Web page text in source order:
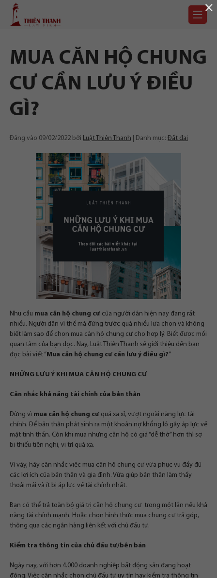
Chuyển
Trang
chủ
MUA CĂN HỘ CHUNG
CƯ CẦN LƯU Ý ĐIỀU
GÌ?
Đăng vào 09/02/2022 bởi Luật Thiên Thanh Danh mục:Đất đai
Nhu cầu mua căn hộ chung cư của người dân hiện nay đang rất
nhiều. Người dân vì thế mà đứng trước quá nhiều lựa chọn và không
biết làm sao để chọn mua căn hộ chung cư cho hợp lý. Biết được mối
quan tâm của bạn đọc. Nay, Luật Thiên Thanh sẽ giới thiệu đến bạn
đọc bài viết “Mua căn hộ chung cư cần lưu ý điều gì?”
NHỮNG LƯU Ý KHI MUA CĂN HỘ CHUNG CƯ
Căn nhắc khả năng tài chính của bản thân
Đừng vì mua căn hộ chung cư quá xa xỉ, vượt ngoài năng lực tài
chính. Để bản thân phát sinh ra một khoản nợ khổng lồ gây áp lực về
mặt tinh thần. Còn khi mua những căn hộ có giá “dễ thở” hơn thì sợ
bị thiếu tiện nghi, vị trí quá xa.
Vì vậy, hãy cân nhắc việc mua căn hộ chung cư vừa phục vụ đầy đủ
các lợi ích của bản thân và gia đình. Vừa giúp bản thân làm thấy
thoải mái và ít bị áp lực về tài chính nhất.
Bạn có thể trả toàn bộ giá trị căn hộ chung cư trong một lần nếu khả
năng tài chính mạnh. Hoặc chọn hình thức mua chung cư trả góp,
thông qua các ngân hàng liên kết với chủ đầu tư.
Kiểm tra thông tin của chủ đầu tư/bên bán
Ngày nay, với hơn 4.000 doanh nghiệp bất động sản đang hoạt
động. Việc cân nhắc chọn chủ đầu tư uy tín hay kiểm tra thông tin
×